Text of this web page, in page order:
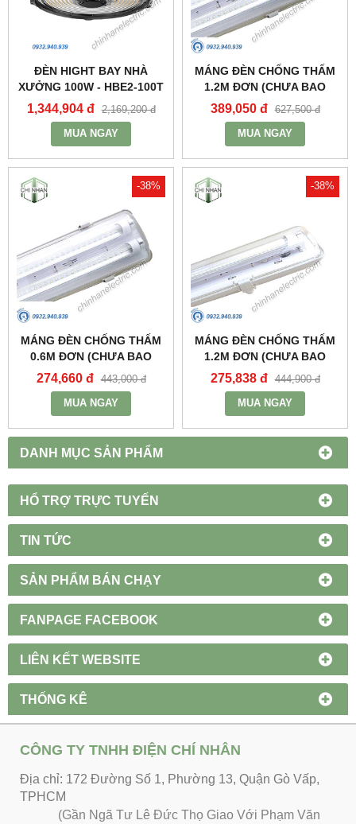
DANH MỤC SẢN PHẨM
HỔ TRỢ TRỰC TUYẾN
TIN TỨC
SẢN PHẨM BÁN CHẠY
FANPAGE FACEBOOK
LIÊN KẾT WEBSITE
THỐNG KÊ
ĐÈN HIGHT BAY NHÀ
XƯỞNG 100W - HBE2-100T
- MPE
1,344,904 đ 2,169,200 đ
MUA NGAY
MÁNG ĐÈN CHỐNG THẤM
1.2M ĐƠN (CHƯA BAO
GỒM BÓNG VÀ TĂNG PHÔ)
- MWP-236 - MPE
389,050 đ 627,500 đ
MUA NGAY
-38%
MÁNG ĐÈN CHỐNG THẤM
0.6M ĐƠN (CHƯA BAO
GỒM BÓNG VÀ TĂNG PHÔ)
- MWP-218 - MPE
274,660 đ 443,000 đ
MUA NGAY
-38%
MÁNG ĐÈN CHỐNG THẤM
1.2M ĐƠN (CHƯA BAO
GỒM BÓNG VÀ TĂNG PHÔ)
- MWP-136 - MPE
275,838 đ 444,900 đ
MUA NGAY
CÔNG TY TNHH ĐIỆN CHÍ NHÂN
Địa chỉ: 172 Đường Số 1, Phường 13, Quận Gò Vấp,
TPHCM
(Gần Ngã Tư Lê Đức Thọ Giao Với Phạm Văn